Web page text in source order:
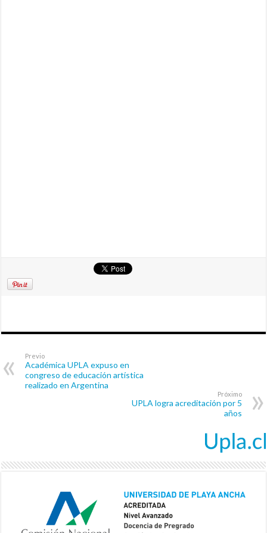
Previo
Académica UPLA expuso en
congreso de educación artística
realizado en Argentina
Próximo
UPLA logra acreditación por 5
años